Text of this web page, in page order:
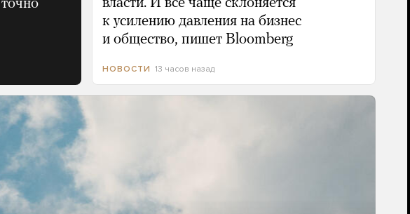
власти. И все чаще склоняется
к усилению давления на бизнес
и общество, пишет Bloomberg
НОВОСТИ 13 часов назад